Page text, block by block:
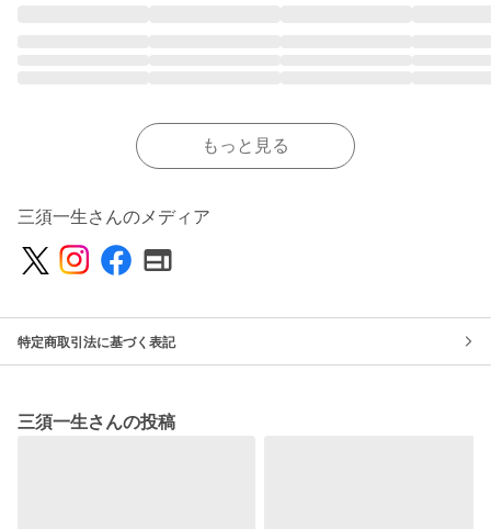
もっと見る
三須一生さんのメディア
特定商取引法に基づく表記
三須一生さんの投稿